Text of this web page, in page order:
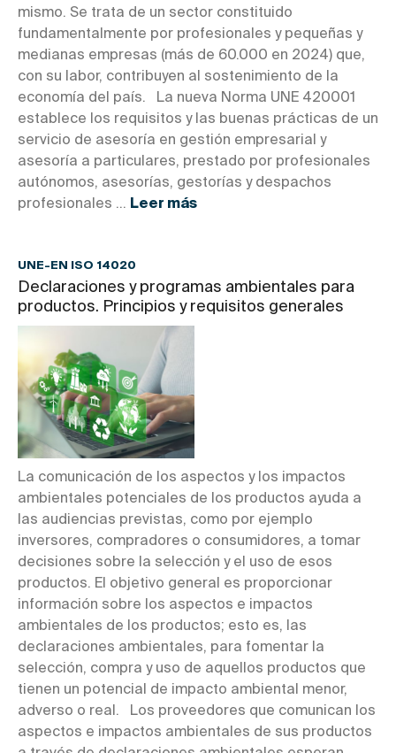
mismo. Se trata de un sector constituido
fundamentalmente por profesionales y pequeñas y
medianas empresas (más de 60.000 en 2024) que,
con su labor, contribuyen al sostenimiento de la
economía del país. La nueva Norma UNE 420001
establece los requisitos y las buenas prácticas de un
servicio de asesoría en gestión empresarial y
asesoría a particulares, prestado por profesionales
autónomos, asesorías, gestorías y despachos
profesionales ... Leer más
UNE-EN ISO 14020
Declaraciones y programas ambientales para
productos. Principios y requisitos generales
La comunicación de los aspectos y los impactos
ambientales potenciales de los productos ayuda a
las audiencias previstas, como por ejemplo
inversores, compradores o consumidores, a tomar
decisiones sobre la selección y el uso de esos
productos. El objetivo general es proporcionar
información sobre los aspectos e impactos
ambientales de los productos; esto es, las
declaraciones ambientales, para fomentar la
selección, compra y uso de aquellos productos que
tienen un potencial de impacto ambiental menor,
adverso o real. Los proveedores que comunican los
aspectos e impactos ambientales de sus productos